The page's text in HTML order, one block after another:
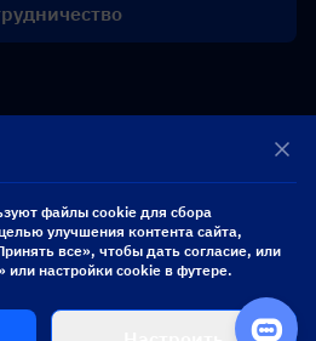
Купить
PTE.LTD. All Rights Reserved.
файлы cookie для сбора
улучшения контента сайта,
все», чтобы дать согласие, или
или настройки cookie в футере.